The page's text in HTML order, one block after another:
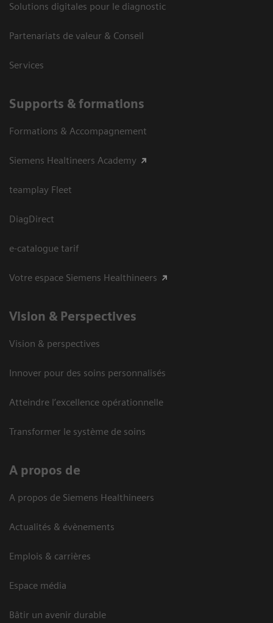
Solutions digitales pour le diagnostic
Partenariats de valeur & Conseil
Services
Supports & formations
Formations & Accompagnement
Siemens Healtineers Academy
teamplay Fleet
DiagDirect
e-catalogue tarif
Votre espace Siemens Healthineers
Vision ​& Perspectives
Vision & perspectives
Innover pour des soins personnalisés
Atteindre l’excellence opérationnelle
Transformer le système de soins
A propos de
A propos de Siemens Healthineers
Actualités & évènements
Emplois & carrières
Espace média
Bâtir un avenir durable